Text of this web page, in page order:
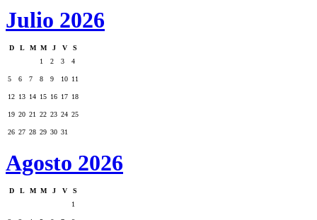
Julio 2026
D L M M J V
S
1
2 3 4
5 6 7 8 9 10 11
12 13 14 15 16 17 18
19 20 21 22 23 24 25
26 27 28 29 30 31
Agosto 2026
D L M M J V
S
1